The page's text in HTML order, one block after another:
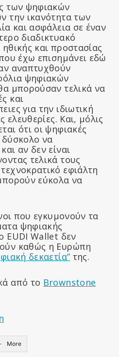
των ψηφιακών
την ικανότητα των
και ασφάλεια σε έναν
διαδικτυακό
και προστασίας
έχω επισημάνει εδώ
αναπτυχθούν
ψηφιακών
μπορούσαν τελικά να
και
για την ιδιωτική
ελευθερίες. Και, μόλις
ότι οι ψηφιακές
δύσκολο να
αν δεν είναι
τελικά τους
εφιάλτη
εύκολα να
που εγκυμονούν τα
ψηφιακής
EUDI Wallet δεν
καθώς η Ευρώπη
δεκαετία” της.
από το Brownstone
More